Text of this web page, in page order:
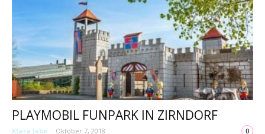
PLAYMOBIL FUNPARK IN ZIRNDORF
Klara Jebe - Oktober 7, 2018 0